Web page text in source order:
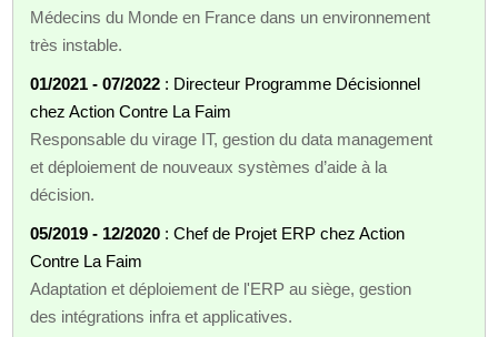
Médecins du Monde en France dans un environnement
très instable.
01/2021 - 07/2022 : Directeur Programme Décisionnel
chez Action Contre La Faim
Responsable du virage IT, gestion du data management
et déploiement de nouveaux systèmes d’aide à la
décision.
05/2019 - 12/2020 : Chef de Projet ERP chez Action
Contre La Faim
Adaptation et déploiement de l'ERP au siège, gestion
des intégrations infra et applicatives.